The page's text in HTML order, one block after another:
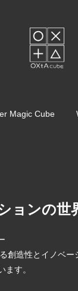
Magic Cube
ョンの世
創造性とイノベ
す。